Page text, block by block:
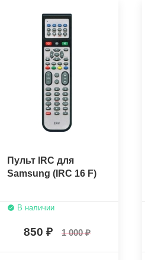
Пульт IRC для
Samsung (IRC 16 F)
В наличии
850 1 000